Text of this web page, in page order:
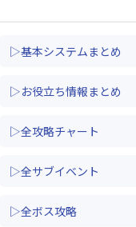
▷基本システムまとめ
▷お役立ち情報まとめ
▷全攻略チャート
▷全サブイベント
▷全ボス攻略